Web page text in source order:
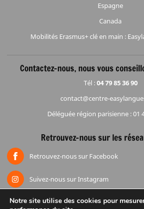
Espagne
Canada
Mobilités Erasmus+ clé en main :
Contactez-nous, nous vous
Tél :04 79 85 36 90
contact@centre-
Déléguée région parisienne : 01
Retrouvez-nous sur les
Retrouvez-nous sur Facebook
Suivez-nous sur Instagram
Notre site utilise des cookies pour